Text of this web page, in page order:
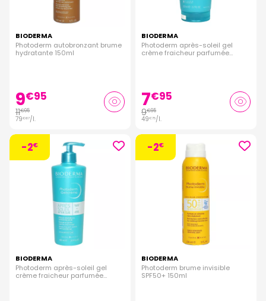
BIODERMA
Photoderm autobronzant brume
hydratante 150ml
9€95
11€95
79€67/l.
BIODERMA
Photoderm après-soleil gel
crème fraicheur parfumée
7€95
9€95
49€75/l.
-2€
BIODERMA
Photoderm après-soleil gel
crème fraicheur parfumée
-2€
BIODERMA
Photoderm brume invisible
SPF50+ 150ml